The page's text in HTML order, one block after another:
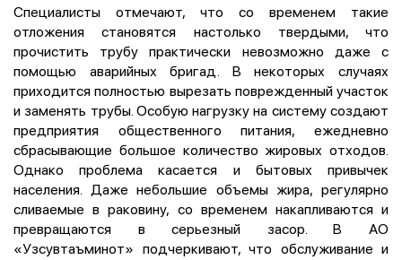
Специалисты отмечают, что со временем такие
отложения становятся настолько твердыми, что
прочистить трубу практически невозможно даже с
помощью аварийных бригад. В некоторых случаях
приходится полностью вырезать поврежденный участок
и заменять трубы. Особую нагрузку на систему создают
предприятия общественного питания, ежедневно
сбрасывающие большое количество жировых отходов.
Однако проблема касается и бытовых привычек
населения. Даже небольшие объемы жира, регулярно
сливаемые в раковину, со временем накапливаются и
превращаются в серьезный засор. В АО
«Узсувтаъминот» подчеркивают, что обслуживание и